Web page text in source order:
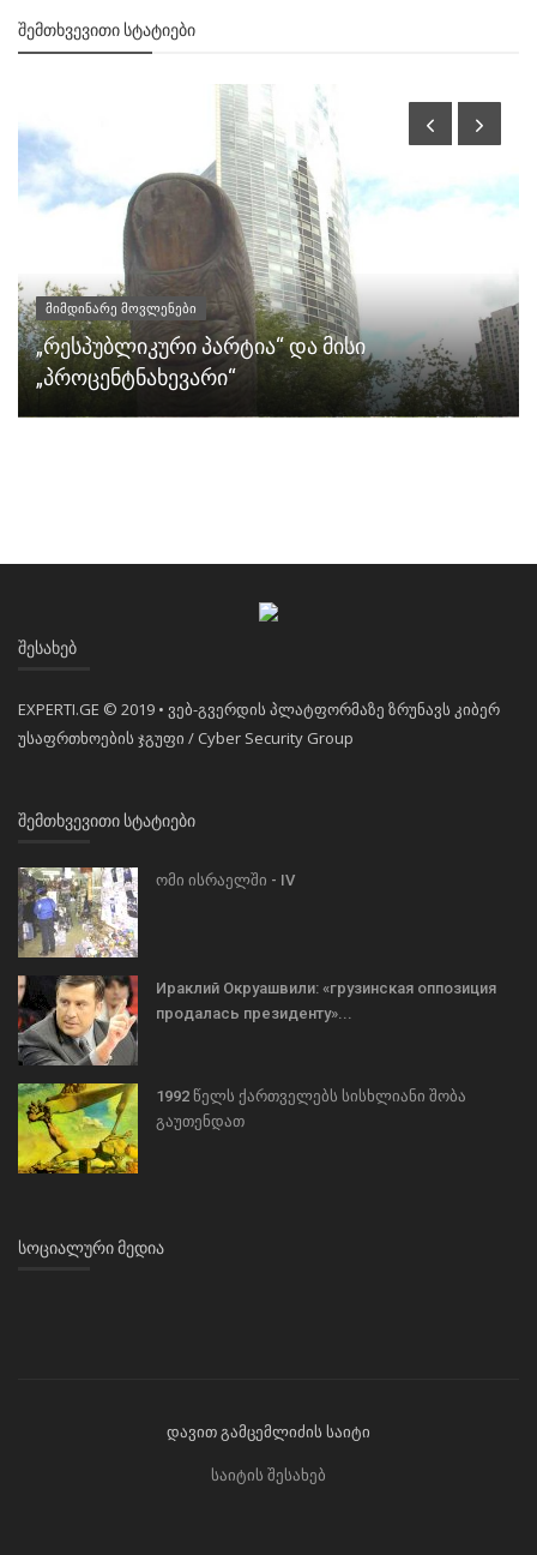
ᲨᲔᲛᲗᲮᲕᲔᲕᲘᲗᲘ ᲡᲢᲐᲢᲘᲔᲑᲘ
მიმდინარე მოვლენები
„რესპუბლიკური პარტია“ და მისი
„პროცენტნახევარი“
ᲨᲔᲡᲐᲮᲔᲑ
EXPERTI.GE © 2019 • ვებ-გვერდის პლატფორმაზე ზრუნავს კიბერ
უსაფრთხოების ჯგუფი / Cyber Security Group
ᲨᲔᲛᲗᲮᲕᲔᲕᲘᲗᲘ ᲡᲢᲐᲢᲘᲔᲑᲘ
ომი ისრაელში - IV
Ираклий Окруашвили: «грузинская оппозиция
продалась президенту»...
1992 წელს ქართველებს სისხლიანი შობა
გაუთენდათ
ᲡᲝᲪᲘᲐᲚᲣᲠᲘ ᲛᲔᲓᲘᲐ
დავით გამცემლიძის საიტი
საიტის შესახებ